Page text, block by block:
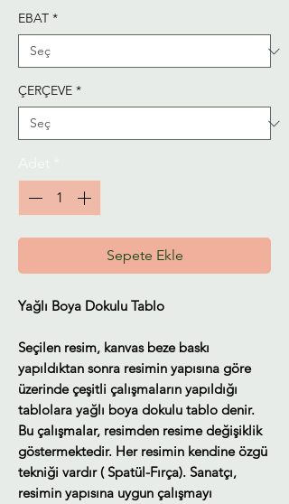
EBAT *
ÇERÇEVE *
Sepete Ekle
Yağlı Boya Dokulu Tablo
Seçilen resim, kanvas beze baskı
yapıldıktan sonra resimin yapısına göre
üzerinde çeşitli çalışmaların yapıldığı
tablolara yağlı boya dokulu tablo denir.
Bu çalışmalar, resimden resime değişiklik
göstermektedir. Her resimin kendine özgü
tekniği vardır ( Spatül-Fırça). Sanatçı,
resimin yapısına uygun çalışmayı